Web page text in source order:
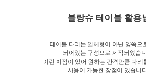
블랑슈 테이블 활용
테이블 다리는 일체형이 아닌 양쪽으
되어있는 구성으로 제작되었습
이런 이점이 있어 원하는 간격만큼 다리
사용이 가능한 장점이 있습니